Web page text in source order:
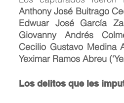
Anthony José Buitrago
Edwuar José García
Giovanny Andrés
Cecilio Gustavo Medina
Yeximar Ramos Abreu
Los delitos que les